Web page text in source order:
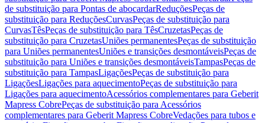
de substituição para Pontas de abocardarReduçõesPeças de
substituição para ReduçõesCurvasPeças de substituição para
CurvasTêsPeças de substituição para TêsCruzetasPeças de
substituição para CruzetasUniões permanentesPeças de substituição
para Uniões permanentesUniões e transições desmontáveisPeças de
substituição para Uniões e transições desmontáveisTampasPeças de
substituição para TampasLigaçõesPeças de substituição para
LigaçõesLigações para aquecimentoPeças de substituição para
Ligações para aquecimentoAcessórios complementares para Geberit
Mapress CobrePeças de substituição para Acessórios
complementares para Geberit Mapress CobreVedações para tubos e